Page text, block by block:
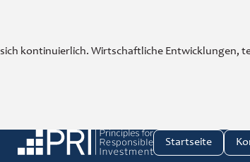
kontinuierlich. Wirtschaftliche Entwicklungen,
Principles for responsible investment link
Startseite